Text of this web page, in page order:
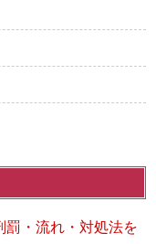
・流れ・対処法を